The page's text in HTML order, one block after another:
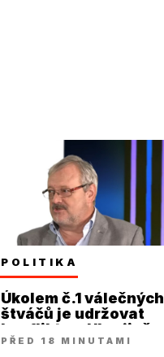
POLITIKA
Úkolem č.1 válečných
štváčů je udržovat
konflikt na Ukrajině
PŘED 18 MINUTAMI